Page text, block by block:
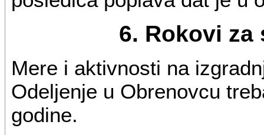
6. Rokovi za
Mere i aktivnosti na
Odeljenje u Obrenovcu
godine.